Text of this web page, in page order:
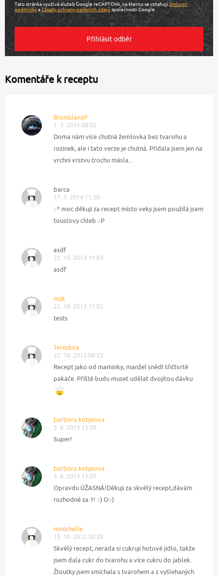
Tato stránka využívá služeb Google reCAPTCHA, na kterou se vztahujíSmluvní
podmínkyaZásady ochrany osobních údajů společnosti Google.
Komentáře k receptu
BronislavaP
1. 3. 2016 08:02
Doma nám více chutná žemlovka bez tvarohu a
rozinek, ale i tato verze je chutná. Přidala jsem jen na
vrchní vrstvu trochu másla...
barca
17. 5. 2014 11:30
:-* moc děkují za recept místo veky jsem použílá jsem
toustovy chleb :-P
asdf
22. 10. 2013 11:03
asdf
mzk
22. 10. 2013 11:02
tests
Terezkita
22. 10. 2013 08:23
Recept jako od maminky, manžel snědl třičtvrtě
pakáče. Příště budu muset udělat dvojitou dávku
barbora.kotyzova
5. 8. 2013 15:09
Super!
barbora.kotyzova
5. 8. 2013 15:07
Opravdu ÚŽASNÁ!Děkuji za skvělý recept,dávám
rozhodně za 1! :-) O:-)
mmichelle
15. 10. 2012 20:28
Skvělý recept, nerada si cukruji hotové jídlo, takže
jsem dala cukr do tvarohu a více cukru do jablek.
Žloutky jsem smíchala s tvarohem a z vyšlehaných